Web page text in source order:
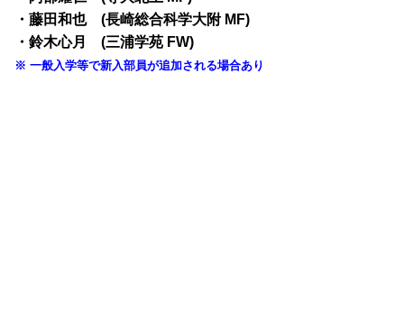
・藤田和也 (長崎総合科学大附 MF)
・鈴木心月 (三浦学苑 FW)
※ 一般入学等で新入部員が追加される場合あり